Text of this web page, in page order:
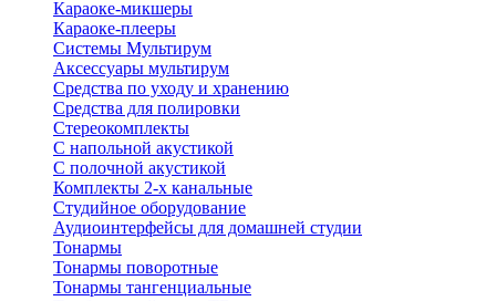
Караоке-микшеры
Караоке-плееры
Системы Мультирум
Аксессуары мультирум
Средства по уходу и хранению
Средства для полировки
Стереокомплекты
C напольной акустикой
C полочной акустикой
Комплекты 2-х канальные
Студийное оборудование
Аудиоинтерфейсы для домашней студии
Тонармы
Тонармы поворотные
Тонармы тангенциальные